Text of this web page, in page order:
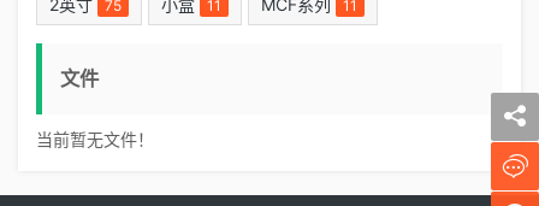
2英寸 75 小盒 11 MCF系列 11
文件
当前暂无文件！